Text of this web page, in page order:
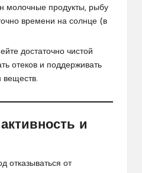
молочные продукты, рыбу
времени на солнце (в
достаточно чистой
отеков и поддерживать
и
отказываться от